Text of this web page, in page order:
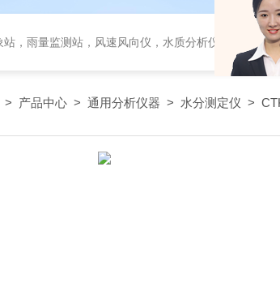
站，雨量监测站，风速风向仪，水质分析仪，气体分析
> 产品中心 > 通用分析仪器 > 水分测定仪 >